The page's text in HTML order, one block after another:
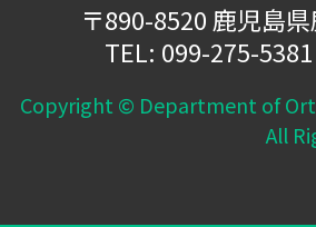
〒890-8520 鹿児島
TEL: 099-275-5381
Copyright © Department of
All